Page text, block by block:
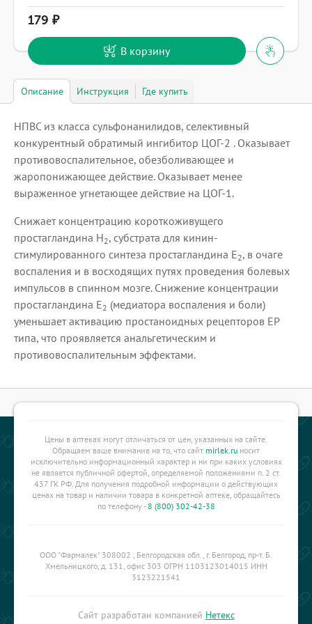
179
В корзину
Описание Инструкция Где купить
НПВС из класса сульфонанилидов, селективный
конкурентный обратимый ингибитор ЦОГ-2 . Оказывает
противовоспалительное, обезболивающее и
жаропонижающее действие. Оказывает менее
выраженное угнетающее действие на ЦОГ-1.
Снижает концентрацию короткоживущего
простагландина Н2, субстрата для кинин-
стимулированного синтеза простагландина Е2, в очаге
воспаления и в восходящих путях проведения болевых
импульсов в спинном мозге. Снижение концентрации
простагландина Е2 (медиатора воспаления и боли)
уменьшает активацию простаноидных рецепторов ЕР
типа, что проявляется анальгетическим и
противовоспалительным эффектами.
Цены в аптеках могут отличаться от цен, указанных на сайте.
Обращаем ваше внимание на то, что сайт mirlek.ru носит
исключительно информационный характер и ни при каких условиях
не является публичной офертой, определяемой положениями п. 2 ст.
437 ГК РФ. Для получения подробной информации о действующих
ценах на товар и наличии товара в конкретной аптеке, обращайтесь
по телефону -8 (800) 302-42-38
ООО "Фармалек" 308002 , Белгородская обл., г. Белгород, пр-т. Б.
Хмельницкого, д. 131, офис 303 ОГРН 1103123014015 ИНН
3123221541
Сайт разработан компанией Нетекс